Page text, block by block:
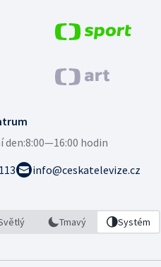
den:8:00—16:00 hodin
info@ceskatelevize.cz
Tmavý Systém